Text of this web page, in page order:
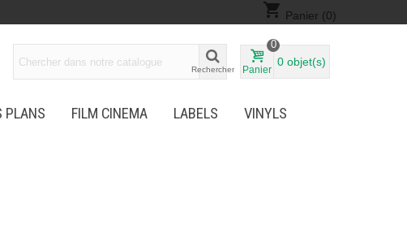
shopping_cart Panier (0)
Rechercher Panier
0
0 objet(s)
PLANS FILM CINEMA LABELS
VINYLS